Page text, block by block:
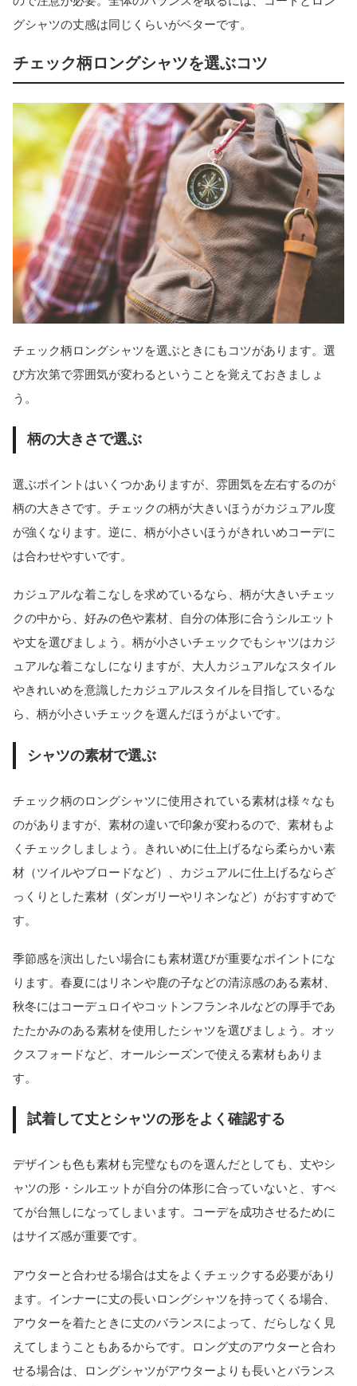
グシャツの丈感は同じくらいがベターです。
チェック柄ロングシャツを選ぶコツ
チェック柄ロングシャツを選ぶときにもコツがあります。選
び方次第で雰囲気が変わるということを覚えておきましょ
う。
柄の大きさで選ぶ
選ぶポイントはいくつかありますが、雰囲気を左右するのが
柄の大きさです。チェックの柄が大きいほうがカジュアル度
が強くなります。逆に、柄が小さいほうがきれいめコーデに
は合わせやすいです。
カジュアルな着こなしを求めているなら、柄が大きいチェッ
クの中から、好みの色や素材、自分の体形に合うシルエット
や丈を選びましょう。柄が小さいチェックでもシャツはカジ
ュアルな着こなしになりますが、大人カジュアルなスタイル
やきれいめを意識したカジュアルスタイルを目指しているな
ら、柄が小さいチェックを選んだほうがよいです。
シャツの素材で選ぶ
チェック柄のロングシャツに使用されている素材は様々なも
のがありますが、素材の違いで印象が変わるので、素材もよ
くチェックしましょう。きれいめに仕上げるなら柔らかい素
材（ツイルやブロードなど）、カジュアルに仕上げるならざ
っくりとした素材（ダンガリーやリネンなど）がおすすめで
す。
季節感を演出したい場合にも素材選びが重要なポイントにな
ります。春夏にはリネンや鹿の子などの清涼感のある素材、
秋冬にはコーデュロイやコットンフランネルなどの厚手であ
たたかみのある素材を使用したシャツを選びましょう。オッ
クスフォードなど、オールシーズンで使える素材もありま
す。
試着して丈とシャツの形をよく確認する
デザインも色も素材も完璧なものを選んだとしても、丈やシ
ャツの形・シルエットが自分の体形に合っていないと、すべ
てが台無しになってしまいます。コーデを成功させるために
はサイズ感が重要です。
アウターと合わせる場合は丈をよくチェックする必要があり
ます。インナーに丈の長いロングシャツを持ってくる場合、
アウターを着たときに丈のバランスによって、だらしなく見
えてしまうこともあるからです。ロング丈のアウターと合わ
せる場合は、ロングシャツがアウターよりも長いとバランス